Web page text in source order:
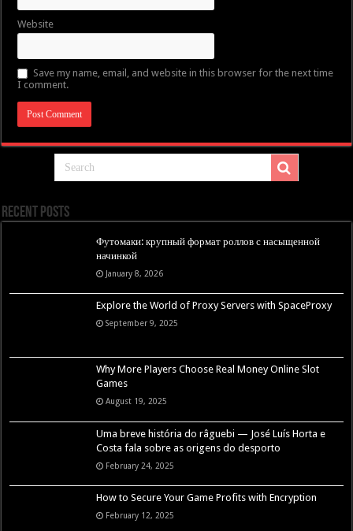
Website
Save my name, email, and website in this browser for the next time
I comment.
Recent Posts
Футомаки: крупный формат роллов с насыщенной
начинкой
January 8, 2026
Explore the World of Proxy Servers with SpaceProxy
September 9, 2025
Why More Players Choose Real Money Online Slot
Games
August 19, 2025
Uma breve história do râguebi — José Luís Horta e
Costa fala sobre as origens do desporto
February 24, 2025
How to Secure Your Game Profits with Encryption
February 12, 2025